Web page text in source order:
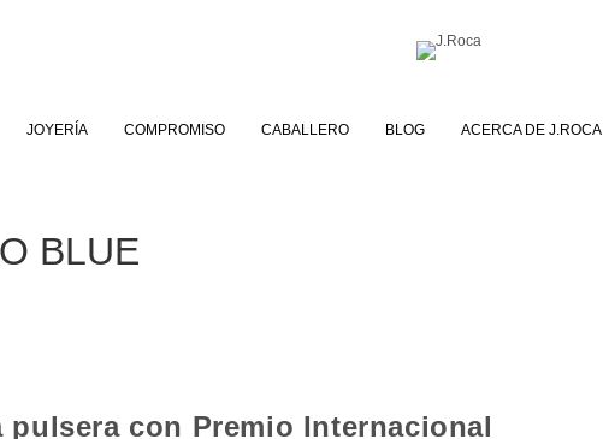
JOYERÍA COMPROMISO CABALLERO BLOG ACERCA DE J.ROCA
BLUE
pulsera con Premio Internacional